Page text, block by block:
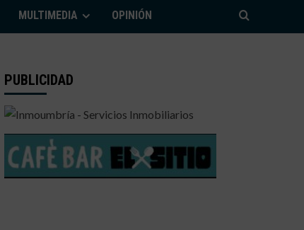
MULTIMEDIA OPINIÓN
PUBLICIDAD